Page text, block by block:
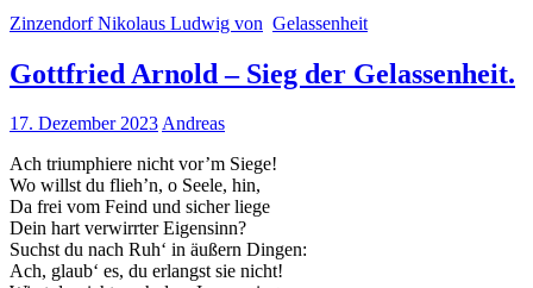
Zinzendorf Nikolaus Ludwig von Gelassenheit
Gottfried Arnold – Sieg der Gelassenheit.
17. Dezember 2023Andreas
Ach triumphiere nicht vor’m Siege!
Wo willst du flieh’n, o Seele, hin,
Da frei vom Feind und sicher liege
Dein hart verwirrter Eigensinn?
Suchst du nach Ruh‘ in äußern Dingen:
Ach, glaub‘ es, du erlangst sie nicht!
und Struktur
auf Basis der
verbessern.
Erfahrung
Damit unsere
Website
während
Ihres Besuchs